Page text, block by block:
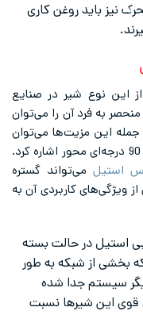
نیز باید روغن کاری
این نوع شیر در صنایع
به فرد آن را می‌توان
این مزیت‌ها می‌توان
به قطع و ئصل سریع جریان با چرخش فقط 90 درجه‌ای محور اشاره کرد.
استیل می‌تواند گستره
ویژگی‌های کاربردی آن به
استیل در حالت بسته
بخشی از شبکه به طور
سیستم جدا شده
قوی این شیرها نسبت